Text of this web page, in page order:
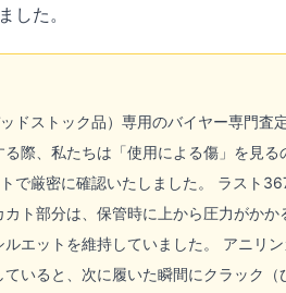
した。
ドストック品）専用のバイヤー専門
際、私たちは「使用による傷」を見
で厳密に確認いたしました。 ラスト
ト部分は、保管時に上から圧力がか
エットを維持していました。 アニリ
いると、次に履いた瞬間にクラック